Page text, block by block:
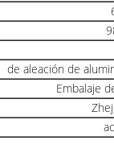
de aleación de
Embalaje